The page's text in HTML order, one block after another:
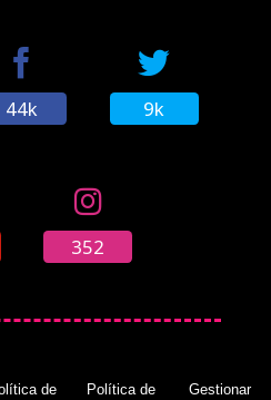
44k 9k
352
de
Política de
Gestionar